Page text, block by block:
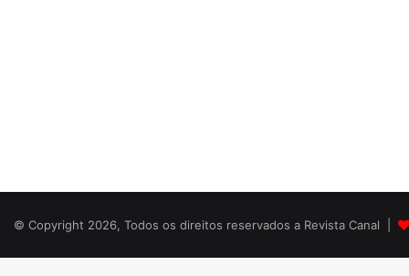
© Copyright 2026, Todos os direitos reservados a Revista Canal |